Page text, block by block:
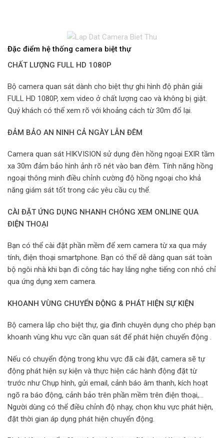
Đặc điểm hệ thống camera biệt thự
CHẤT LƯỢNG FULL HD 1080P
Bộ camera quan sát dành cho biệt thự ghi hình độ phân giải
FULL HD 1080P, xem video ở chất lượng cao và không bị giật.
Quý khách có thể xem rõ với khoảng cách từ 30m đổ lại.
ĐẢM BẢO AN NINH CẢ NGÀY LẪN ĐÊM
Camera quan sát HIKVISION sử dụng đèn hồng ngoại EXIR tầm
xa 30m đảm bảo hình ảnh rõ nét vào ban đêm. Tính năng hồng
ngoại thông minh điều chỉnh cường độ hồng ngoại cho khả
năng giám sát tốt trong các yêu cầu cụ thể.
CÀI ĐẶT ỨNG DỤNG NHANH CHÓNG XEM ONLINE QUA
ĐIỆN THOẠI
Bạn có thể cài đặt phần mềm để xem camera từ xa qua máy
tính, điện thoại smartphone. Bạn có thể dễ dàng quan sát toàn
bộ ngôi nhà khi bạn đi công tác hay lắng nghe tiếng con nhỏ chỉ
qua ứng dụng xem camera.
KHOANH VÙNG CHUYỂN ĐỘNG & PHÁT HIỆN SỰ KIỆN
Bộ camera lắp cho biệt thự, gia đình chuyên dụng cho phép bạn
khoanh vùng khu vực cần quan sát để phát hiện chuyển động .
Nếu có chuyển động trong khu vực đã cài đặt, camera sẽ tự
động phát hiện sự kiện và thực hiện các hành động đặt từ
trước như Chụp hình, gửi email, cảnh báo âm thanh, kích hoạt
ngõ ra báo động, cảnh bảo trên phần mềm trên điện thoại,…
Người dùng có thể điều chỉnh độ nhạy, chọn khu vực phát hiện,
đặt thời gian áp dụng phát hiện chuyển động.